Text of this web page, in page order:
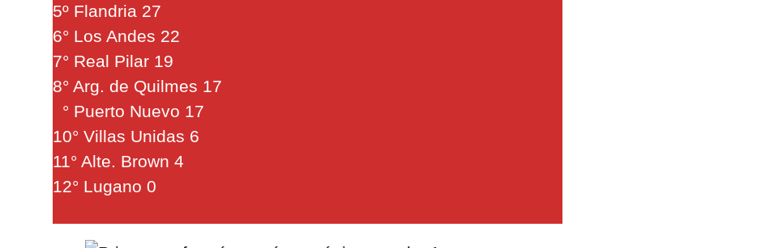
5º Flandria 27
6° Los Andes 22
7° Real Pilar 19
8° Arg. de Quilmes 17
° Puerto Nuevo 17
10° Villas Unidas 6
11° Alte. Brown 4
12° Lugano 0